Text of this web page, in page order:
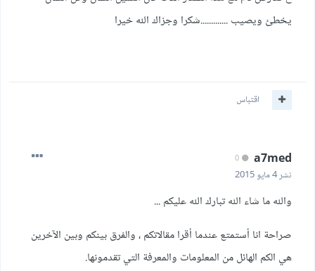
يخطئ ويصيب .............شكرا وجزاك الله خيرا
اقتباس
a7med
نشر4 مايو 2015
والله ما شاء الله تبارك الله عليكم ...
صراحة انا أستمتع عندما أقرا مقالاتكم ، والفرق بينكم وبين الآخرين
هي الكم الهائل من المعلومات والمعرفة التي تقدمونها.